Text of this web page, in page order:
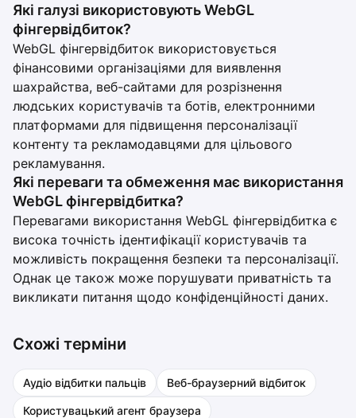
Які галузі використовують WebGL
фінгервідбиток?
WebGL фінгервідбиток використовується
фінансовими організаціями для виявлення
шахрайства, веб-сайтами для розрізнення
людських користувачів та ботів, електронними
платформами для підвищення персоналізації
контенту та рекламодавцями для цільового
рекламування.
Які переваги та обмеження має використання
WebGL фінгервідбитка?
Перевагами використання WebGL фінгервідбитка є
висока точність ідентифікації користувачів та
можливість покращення безпеки та персоналізації.
Однак це також може порушувати приватність та
викликати питання щодо конфіденційності даних.
Схожі терміни
Аудіо відбитки пальців Веб-браузерний відбиток
Користувацький агент браузера